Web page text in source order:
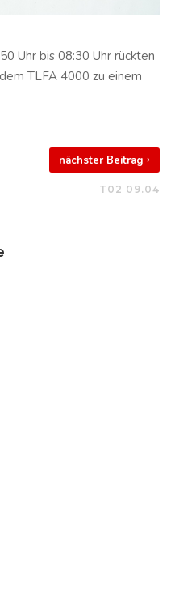
Uhr bis 08:30 Uhr rückten
TLFA 4000 zu einem
nächster Beitrag›
T02 09.04